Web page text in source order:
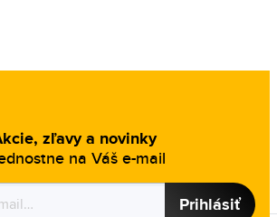
zľavy a novinky
na Váš e-mail
Prihlásiť